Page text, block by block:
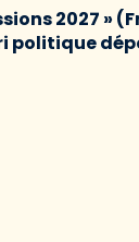
2027 »
politique